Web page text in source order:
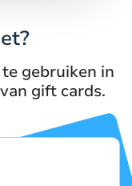
gebruiken in
gift cards.